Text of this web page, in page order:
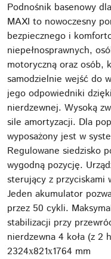
Podnośnik basenowy
MAXI to nowoczesny
bezpiecznego i
niepełnosprawnych,
motoryczną oraz osób,
samodzielnie wejść do
jego odpowiedniki
nierdzewnej. Wysoką
sile amortyzacji. Dla
wyposażony jest w
Regulowane siedzisko
wygodną pozycję.
sterujący z przyciskami
Jeden akumulator
przez 50 cykli.
stabilizacji przy
nierdzewna 4 koła (z 2
2324х821х1764 mm